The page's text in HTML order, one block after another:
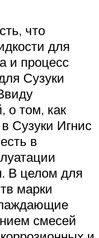
что
для
и процесс
Сузуки
о том, как
Сузуки Игнис
в
В целом для
марки
смесей